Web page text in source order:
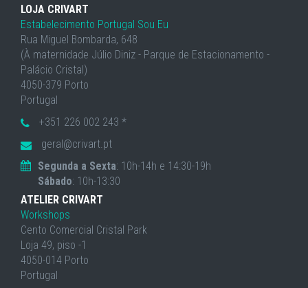
LOJA CRIVART
Estabelecimento Portugal Sou Eu
Rua Miguel Bombarda, 648
(À maternidade Júlio Diniz - Parque de Estacionamento -
Palácio Cristal)
4050-379 Porto
Portugal
+351 226 002 243 *
geral@crivart.pt
Segunda a Sexta: 10h-14h e 14:30-19h
Sábado: 10h-13:30
ATELIER CRIVART
Workshops
Cento Comercial Cristal Park
Loja 49, piso -1
4050-014 Porto
Portugal